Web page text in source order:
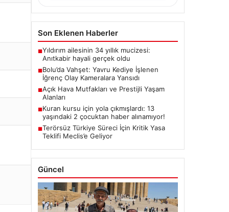
Son Eklenen Haberler
■Yıldırım ailesinin 34 yıllık mucizesi:
Anıtkabir hayali gerçek oldu
■Bolu’da Vahşet: Yavru Kediye İşlenen
İğrenç Olay Kameralara Yansıdı
■Açık Hava Mutfakları ve Prestijli Yaşam
Alanları
■Kuran kursu için yola çıkmışlardı: 13
yaşındaki 2 çocuktan haber alınamıyor!
■Terörsüz Türkiye Süreci İçin Kritik Yasa
Teklifi Meclis’e Geliyor
Güncel